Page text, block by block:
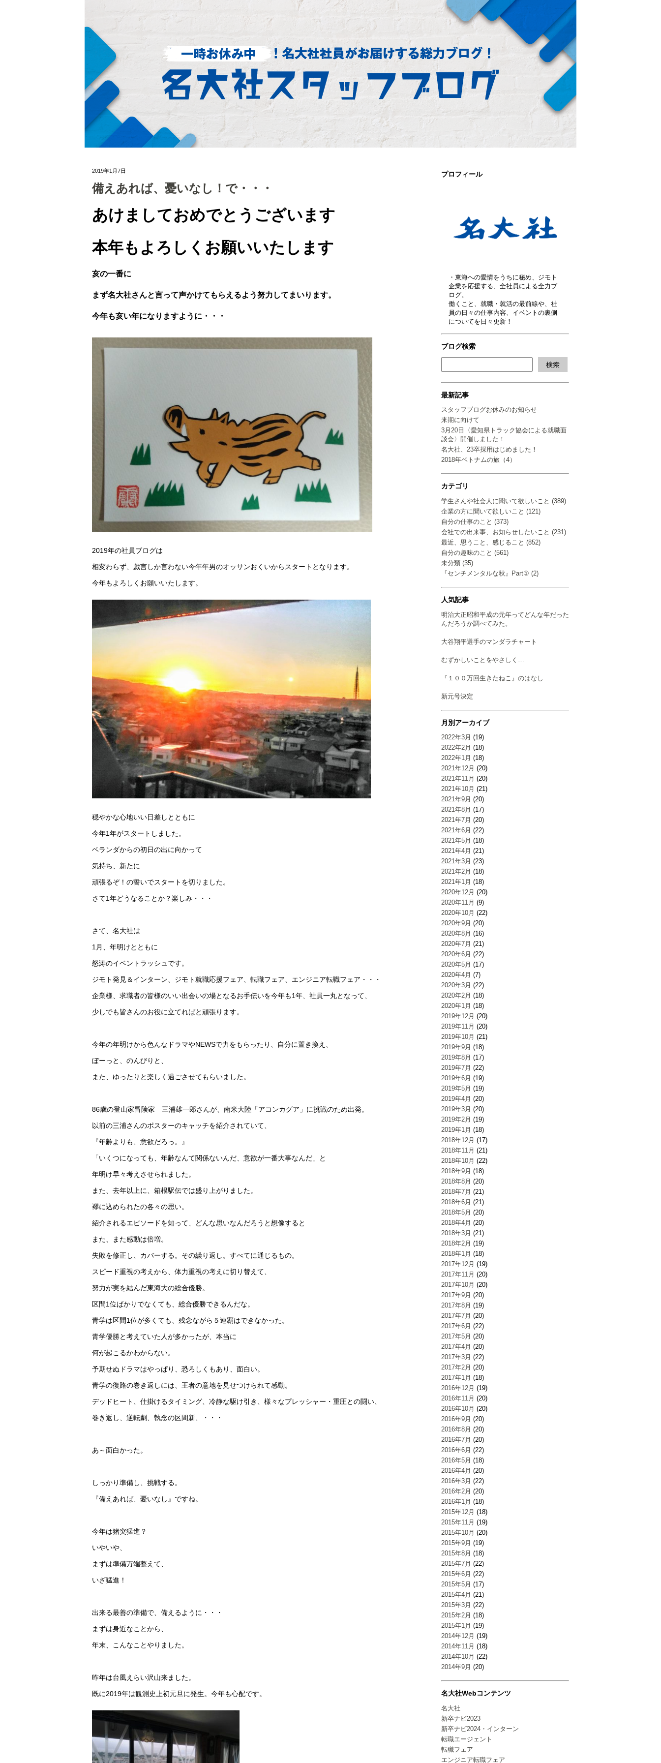
プロフィール
・東海への愛情をうちに秘め、ジモト
企業を応援する、全社員による全力ブ
ログ。
働くこと、就職・就活の最前線や、社
員の日々の仕事内容、イベントの裏側
についてを日々更新！
ブログ検索
最新記事
スタッフブログお休みのお知らせ
来期に向けて
3月20日〈愛知県トラック協会による就職面
談会〉開催しました！
名大社、23卒採用はじめました！
2018年ベトナムの旅（4）
カテゴリ
学生さんや社会人に聞いて欲しいこと (389)
企業の方に聞いて欲しいこと (121)
自分の仕事のこと (373)
会社での出来事、お知らせしたいこと (231)
最近、思うこと、感じること (852)
自分の趣味のこと (561)
未分類 (35)
『センチメンタルな秋』Part① (2)
人気記事
明治大正昭和平成の元年ってどんな年だった
んだろうか調べてみた。
大谷翔平選手のマンダラチャート
むずかしいことをやさしく…
『１００万回生きたねこ』のはなし
新元号決定
月別アーカイブ
2022年3月 (19)
2022年2月 (18)
2022年1月 (18)
2021年12月 (20)
2021年11月 (20)
2021年10月 (21)
2021年9月 (20)
2021年8月 (17)
2021年7月 (20)
2021年6月 (22)
2021年5月 (18)
2021年4月 (21)
2021年3月 (23)
2021年2月 (18)
2021年1月 (18)
2020年12月 (20)
2020年11月 (9)
2020年10月 (22)
2020年9月 (20)
2020年8月 (16)
2020年7月 (21)
2020年6月 (22)
2020年5月 (17)
2020年4月 (7)
2020年3月 (22)
2020年2月 (18)
2020年1月 (18)
2019年12月 (20)
2019年11月 (20)
2019年10月 (21)
2019年9月 (18)
2019年8月 (17)
2019年7月 (22)
2019年6月 (19)
2019年5月 (19)
2019年4月 (20)
2019年3月 (20)
2019年2月 (19)
2019年1月 (18)
2018年12月 (17)
2018年11月 (21)
2018年10月 (22)
2018年9月 (18)
2018年8月 (20)
2018年7月 (21)
2018年6月 (21)
2018年5月 (20)
2018年4月 (20)
2018年3月 (21)
2018年2月 (19)
2018年1月 (18)
2017年12月 (19)
2017年11月 (20)
2017年10月 (20)
2017年9月 (20)
2017年8月 (19)
2017年7月 (20)
2017年6月 (22)
2017年5月 (20)
2017年4月 (20)
2017年3月 (22)
2017年2月 (20)
2017年1月 (18)
2016年12月 (19)
2016年11月 (20)
2016年10月 (20)
2016年9月 (20)
2016年8月 (20)
2016年7月 (20)
2016年6月 (22)
2016年5月 (18)
2016年4月 (20)
2016年3月 (22)
2016年2月 (20)
2016年1月 (18)
2015年12月 (18)
2015年11月 (19)
2015年10月 (20)
2015年9月 (19)
2015年8月 (18)
2015年7月 (22)
2015年6月 (22)
2015年5月 (17)
2015年4月 (21)
2015年3月 (22)
2015年2月 (18)
2015年1月 (19)
2014年12月 (19)
2014年11月 (18)
2014年10月 (22)
2014年9月 (20)
名大社Webコンテンツ
名大社
新卒ナビ2023
新卒ナビ2024・インターン
転職エージェント
転職フェア
エンジニア転職フェア
2019年1月7日
備えあれば、憂いなし！で・・・
あけましておめでとうございます
本年もよろしくお願いいたします
亥の一番に
まず名大社さんと言って声かけてもらえるよう努力してまいります。
今年も亥い年になりますように・・・
2019年の社員ブログは
相変わらず、戯言しか言わない今年年男のオッサンおくいからスタートとなります。
今年もよろしくお願いいたします。
穏やかな心地いい日差しとともに
今年1年がスタートしました。
ベランダからの初日の出に向かって
気持ち、新たに
頑張るぞ！の誓いでスタートを切りました。
さて1年どうなることか？楽しみ・・・
さて、名大社は
1月、年明けとともに
怒涛のイベントラッシュです。
ジモト発見＆インターン、ジモト就職応援フェア、転職フェア、エンジニア転職フェア・・・
企業様、求職者の皆様のいい出会いの場となるお手伝いを今年も1年、社員一丸となって、
少しでも皆さんのお役に立てればと頑張ります。
今年の年明けから色んなドラマやNEWSで力をもらったり、自分に置き換え、
ぼーっと、のんびりと、
また、ゆったりと楽しく過ごさせてもらいました。
86歳の登山家冒険家 三浦雄一郎さんが、南米大陸「アコンカグア」に挑戦のため出発。
以前の三浦さんのポスターのキャッチを紹介されていて、
『年齢よりも、意欲だろっ。』
「いくつになっても、年齢なんて関係ないんだ、意欲が一番大事なんだ」と
年明け早々考えさせられました。
また、去年以上に、箱根駅伝では盛り上がりました。
襷に込められたの各々の思い。
紹介されるエピソードを知って、どんな思いなんだろうと想像すると
また、また感動は倍増。
失敗を修正し、カバーする。その繰り返し。すべてに通じるもの。
スピード重視の考えから、体力重視の考えに切り替えて、
努力が実を結んだ東海大の総合優勝。
区間1位ばかりでなくても、総合優勝できるんだな。
青学は区間1位が多くても、残念ながら５連覇はできなかった。
青学優勝と考えていた人が多かったが、本当に
何が起こるかわからない。
予期せぬドラマはやっぱり、恐ろしくもあり、面白い。
青学の復路の巻き返しには、王者の意地を見せつけられて感動。
デッドヒート、仕掛けるタイミング、冷静な駆け引き、様々なプレッシャー・重圧との闘い、
巻き返し、逆転劇、執念の区間新、・・・
あ～面白かった。
しっかり準備し、挑戦する。
『備えあれば、憂いなし』ですね。
今年は猪突猛進？
いやいや、
まずは準備万端整えて、
いざ猛進！
出来る最善の準備で、備えるように・・・
まずは身近なことから、
年末、こんなことやりました。
昨年は台風えらい沢山来ました。
既に2019年は観測史上初元旦に発生。今年も心配です。